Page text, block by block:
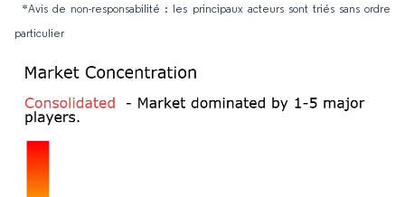
*Avis de non-responsabilité : les principaux acteurs sont triés sans ordre
particulier